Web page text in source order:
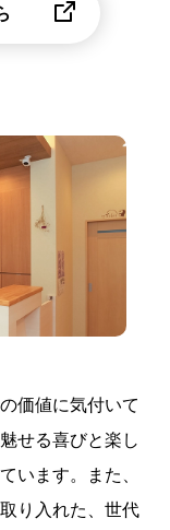
価値に気付いて
せる喜びと楽し
います。また、
り入れた、世代